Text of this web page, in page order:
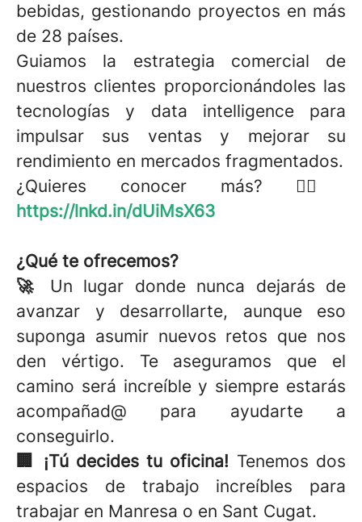
bebidas, gestionando proyectos en más
de 28 países.
Guiamos la estrategia comercial de
nuestros clientes proporcionándoles las
tecnologías y data intelligence para
impulsar sus ventas y mejorar su
rendimiento en mercados fragmentados.
¿Quieres conocer más? 👉🏼
https://lnkd.in/dUiMsX63
¿Qué te ofrecemos?
🚀 Un lugar donde nunca dejarás de
avanzar y desarrollarte, aunque eso
suponga asumir nuevos retos que nos
den vértigo. Te aseguramos que el
camino será increíble y siempre estarás
acompañad@ para ayudarte a
conseguirlo.
🏢 ¡Tú decides tu oficina! Tenemos dos
espacios de trabajo increíbles para
trabajar en Manresa o en Sant Cugat.